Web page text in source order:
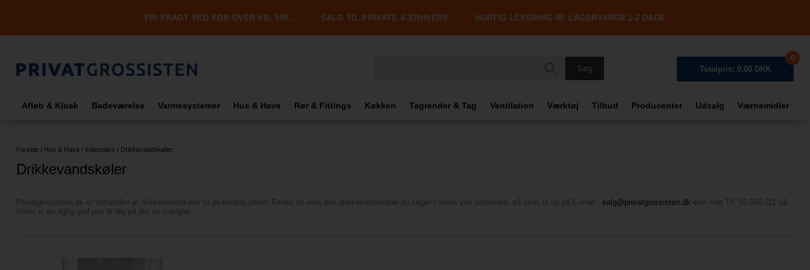
FRI FRAGT VED KØB OVER KR. 599,- SALG TIL PRIVATE & ERHVERV HURTIG LEVERING AF LAGERVARER 1-2 DAGE
Totalpris: 0,00 DKK
0
Afløb & Kloak Badeværelse Varmesystemer Hus & Have Rør & Fittings Køkken Tagrender & Tag Ventilation Værktøj Tilbud Producenter Udsalg Værnemidler
Forside / Hus & Have / Indendørs / Drikkevandskøler
Drikkevandskøler
Privatgrossisten.dk er forhandler af drikkevandskøler til de bedste priser. Finder du ikke den drikkevandskøler du søger i vores vvs sortiment, så skriv til os på E-mail.: salg@privatgrossisten.dk eller ring Tlf: 55 990 111 så
finder vi en rigtig god pris til dig på det du mangler.